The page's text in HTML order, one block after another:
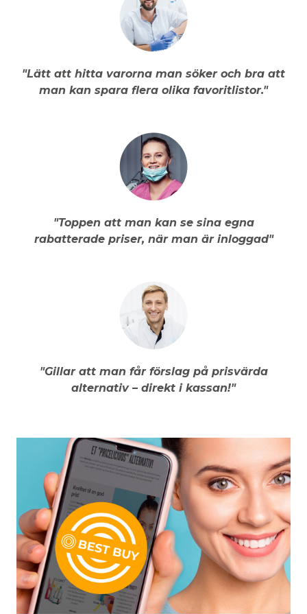
"Lätt att hitta varorna man söker och bra att
man kan spara flera olika favoritlistor."
"Toppen att man kan se sina egna
rabatterade priser, när man är inloggad"
"Gillar att man får förslag på prisvärda
alternativ – direkt i kassan!"